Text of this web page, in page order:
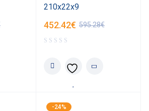
210x22x9
595.28€
452.42€
-24%